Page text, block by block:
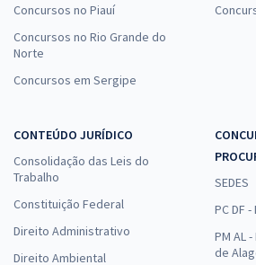
Concursos no Piauí
Concursos no Rio Grande do
Norte
Concursos em Sergipe
CONTEÚDO JURÍDICO
Consolidação das Leis do
Trabalho
Constituição Federal
Direito Administrativo
Direito Ambiental
SEDES
PC DF -
PM AL
de